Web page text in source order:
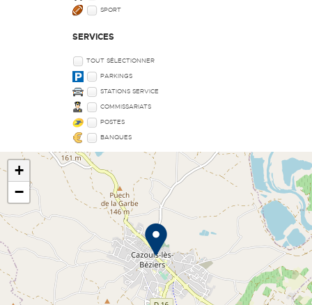
SPORT
SERVICES
TOUT SÉLECTIONNER
PARKINGS
STATIONS SERVICE
COMMISSARIATS
POSTES
BANQUES
+
−